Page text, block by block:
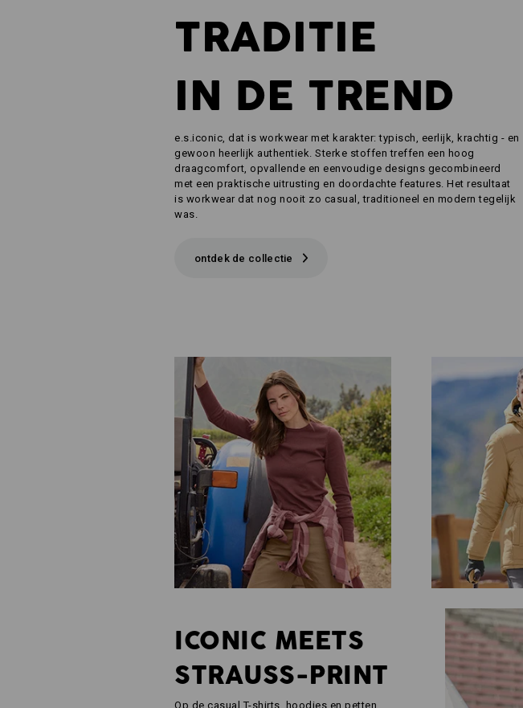
TRADITIE
IN DE TREND
e.s.iconic, dat is workwear met karakter: typisch, eerlijk, krachtig - en
gewoon heerlijk authentiek. Sterke stoffen treffen een hoog
draagcomfort, opvallende en eenvoudige designs gecombineerd
met een praktische uitrusting en doordachte features. Het resultaat
is workwear dat nog nooit zo casual, traditioneel en modern tegelijk
was.
ontdek de collectie
ICONIC MEETS
STRAUSS-PRINT
Op de casual T-shirts, hoodies en petten